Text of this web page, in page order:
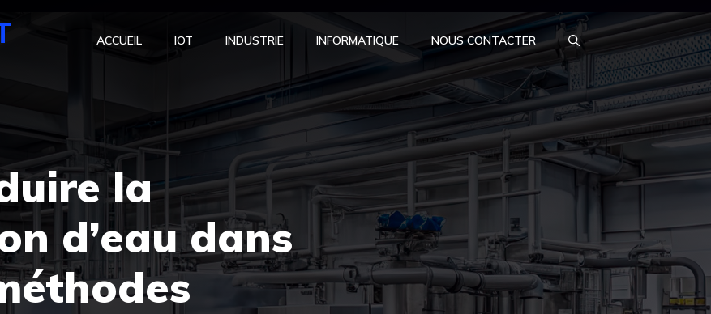
ACCUEIL IOT INDUSTRIE INFORMATIQUE NOUS CONTACTER
la
d’eau dans